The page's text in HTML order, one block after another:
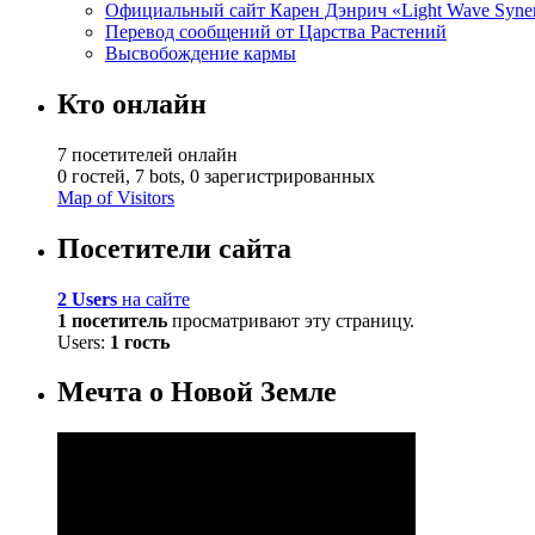
Официальный сайт Карен Дэнрич «Light Wave
Перевод сообщений от Царства Растений
Высвобождение кармы
Кто онлайн
7 посетителей онлайн
0 гостей, 7 bots, 0 зарегистрированных
Map of Visitors
Посетители сайта
2 Users на сайте
1 посетитель просматривают эту страницу.
Users: 1 гость
Мечта о Новой Земле